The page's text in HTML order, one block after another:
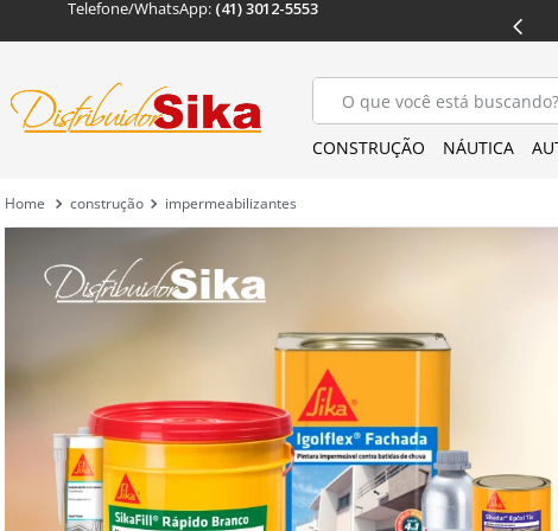
Telefone/WhatsApp: (41) 3012-5553
ENTREGA EM TODO
O que você está buscando?
CONSTRUÇÃO NÁUTICA
construção impermeabilizantes